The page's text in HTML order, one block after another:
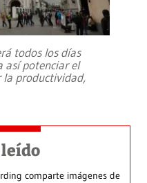
todos los días
así potenciar el
productividad,
leído
comparte imágenes de